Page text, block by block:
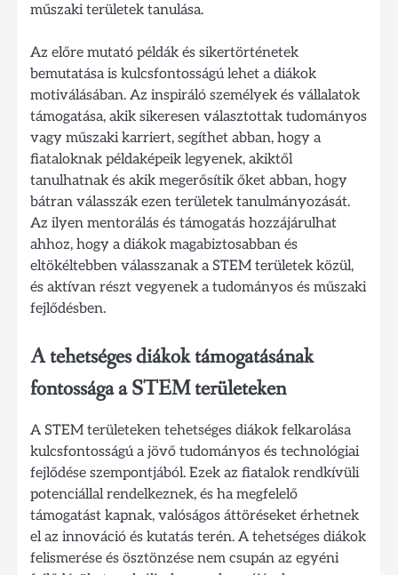
műszaki területek tanulása.
Az előre mutató példák és sikertörténetek
bemutatása is kulcsfontosságú lehet a diákok
motiválásában. Az inspiráló személyek és vállalatok
támogatása, akik sikeresen választottak tudományos
vagy műszaki karriert, segíthet abban, hogy a
fiataloknak példaképeik legyenek, akiktől
tanulhatnak és akik megerősítik őket abban, hogy
bátran válasszák ezen területek tanulmányozását.
Az ilyen mentorálás és támogatás hozzájárulhat
ahhoz, hogy a diákok magabiztosabban és
eltökéltebben válasszanak a STEM területek közül,
és aktívan részt vegyenek a tudományos és műszaki
fejlődésben.
A tehetséges diákok támogatásának
fontossága a STEM területeken
A STEM területeken tehetséges diákok felkarolása
kulcsfontosságú a jövő tudományos és technológiai
fejlődése szempontjából. Ezek az fiatalok rendkívüli
potenciállal rendelkeznek, és ha megfelelő
támogatást kapnak, valóságos áttöréseket érhetnek
el az innováció és kutatás terén. A tehetséges diákok
felismerése és ösztönzése nem csupán az egyéni